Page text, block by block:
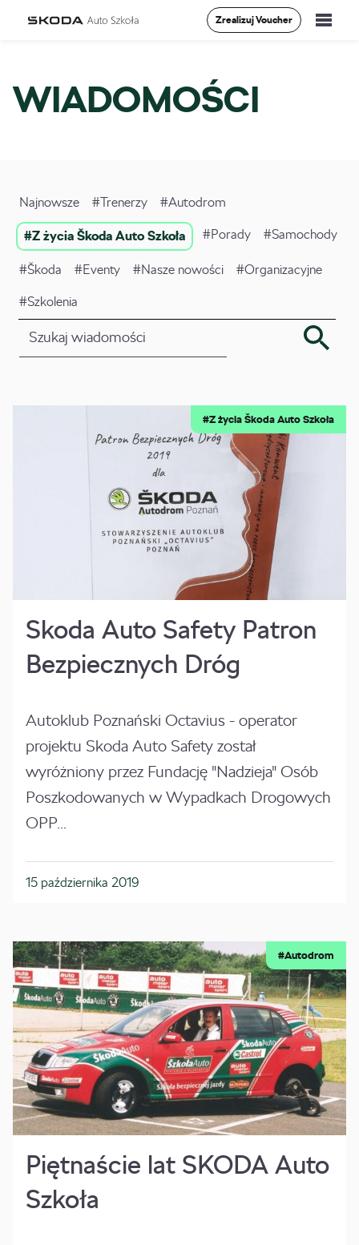
Zrealizuj Voucher
Vademecum
Kontakt
WIADOMOŚCI
Najnowsze #Trenerzy #Autodrom
#Z życia Škoda Auto Szkoła #Porady #Samochody
#Škoda #Eventy #Nasze nowości #Organizacyjne
#Szkolenia
Skoda Auto Safety Patron
Bezpiecznych Dróg
Autoklub Poznański Octavius - operator
projektu Skoda Auto Safety został
wyróżniony przez Fundację "Nadzieja" Osób
Poszkodowanych w Wypadkach Drogowych
OPP...
15 października 2019
#Z życia Škoda Auto Szkoła
Piętnaście lat SKODA Auto
Szkoła
#Autodrom